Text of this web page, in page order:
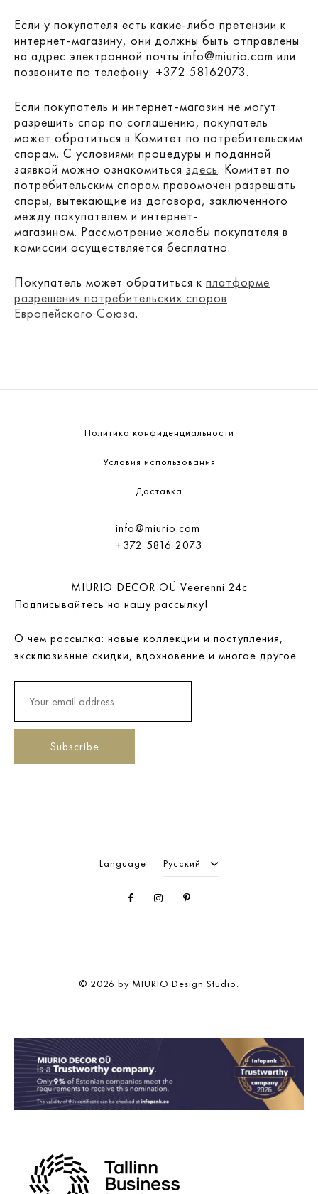
Если у покупателя есть какие-либо претензии к
интернет-магазину, они должны быть отправлены
на адрес электронной почты info@miurio.com или
позвоните по телефону: +372 58162073.
Если покупатель и интернет-магазин не могут
разрешить спор по соглашению, покупатель
может обратиться в Комитет по потребительским
спорам. С условиями процедуры и поданной
заявкой можно ознакомиться здесь. Комитет по
потребительским спорам правомочен разрешать
споры, вытекающие из договора, заключенного
между покупателем и интернет-
магазином. Рассмотрение жалобы покупателя в
комиссии осуществляется бесплатно.
Покупатель может обратиться к платформе
разрешения потребительских споров
Европейского Союза.
Политика конфиденциальности
Условия использования
Доставка
info@miurio.com
+372 5816 2073
MIURIO DECOR OÜ Veerenni 24c
Подписывайтесь на нашу рассылку!
О чем рассылка: новые коллекции и поступления,
эксклюзивные скидки, вдохновение и многое другое.
FacebookInstagramPinterest
Language Русский
© 2026 by MIURIO Design Studio.